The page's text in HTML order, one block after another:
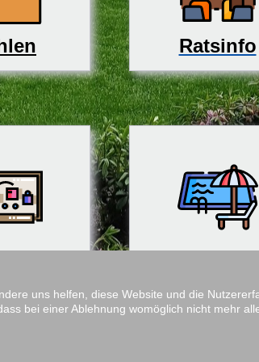
Ratsinfo
uns helfen, diese Website und die
bei einer Ablehnung womöglich nicht mehr